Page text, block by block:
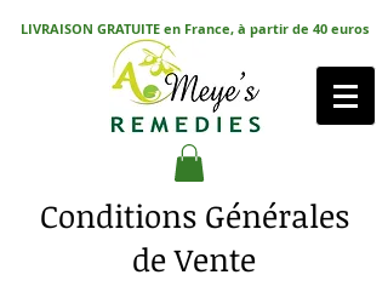
LIVRAISON GRATUITE en France, à partir de 40 euros
Conditions Générales
de Vente